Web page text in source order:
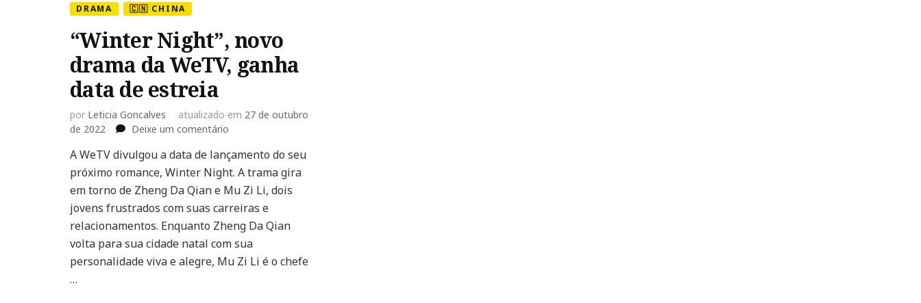
DRAMA 🇨🇳 CHINA
“Winter Night”, novo
drama da WeTV, ganha
data de estreia
por Leticia Goncalves atualizado em 27 de outubro
de 2022
Deixe um comentário
Night”,
novo
drama
WeTV,
ganha
data
de
A WeTV divulgou a data de lançamento do seu
próximo romance, Winter Night. A trama gira
em torno de Zheng Da Qian e Mu Zi Li, dois
jovens frustrados com suas carreiras e
relacionamentos. Enquanto Zheng Da Qian
volta para sua cidade natal com sua
personalidade viva e alegre, Mu Zi Li é o chefe
…